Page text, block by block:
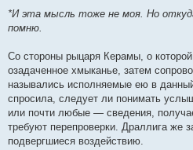
*И эта мысль тоже не моя. Но
помню.
Со стороны рыцаря Керамы, о
озадаченное хмыканье, затем
назывались исполняемые ею в
спросила, следует ли понимать
или почти любые — сведения,
требуют перепроверки. Драллига же
подвергшиеся воздействию.